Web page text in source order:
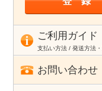
ご利用ガイド
支払い方法 / 発送方法
お問い合わせ